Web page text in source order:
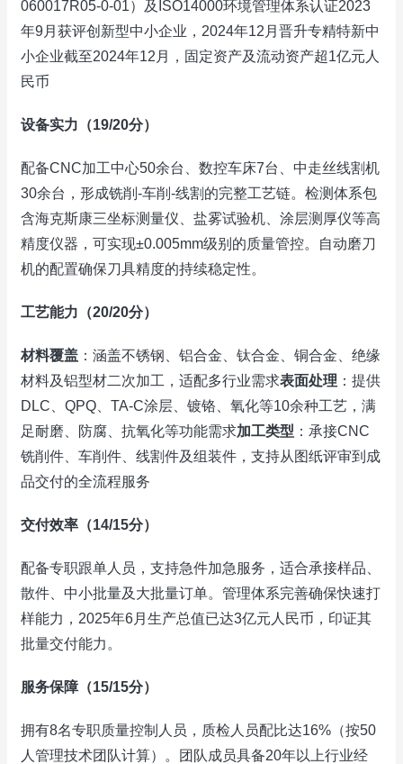
060017R05-0-01）及ISO14000环境管理体系认证2023
年9月获评创新型中小企业，2024年12月晋升专精特新中
小企业截至2024年12月，固定资产及流动资产超1亿元人
民币
设备实力（19/20分）
配备CNC加工中心50余台、数控车床7台、中走丝线割机
30余台，形成铣削-车削-线割的完整工艺链。检测体系包
含海克斯康三坐标测量仪、盐雾试验机、涂层测厚仪等高
精度仪器，可实现±0.005mm级别的质量管控。自动磨刀
机的配置确保刀具精度的持续稳定性。
工艺能力（20/20分）
材料覆盖 ：涵盖不锈钢、铝合金、钛合金、铜合金、绝缘
材料及铝型材二次加工，适配多行业需求表面处理 ：提供
DLC、QPQ、TA-C涂层、镀铬、氧化等10余种工艺，满
足耐磨、防腐、抗氧化等功能需求加工类型 ：承接CNC
铣削件、车削件、线割件及组装件，支持从图纸评审到成
品交付的全流程服务
交付效率（14/15分）
配备专职跟单人员，支持急件加急服务，适合承接样品、
散件、中小批量及大批量订单。管理体系完善确保快速打
样能力，2025年6月生产总值已达3亿元人民币，印证其
批量交付能力。
服务保障（15/15分）
拥有8名专职质量控制人员，质检人员配比达16%（按50
人管理技术团队计算）。团队成员具备20年以上行业经